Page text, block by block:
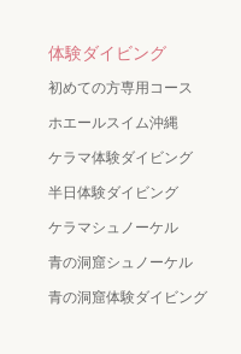
体験ダイビング
初めての方専用コース
ホエールスイム沖縄
ケラマ体験ダイビング
半日体験ダイビング
ケラマシュノーケル
青の洞窟シュノーケル
青の洞窟体験ダイビング